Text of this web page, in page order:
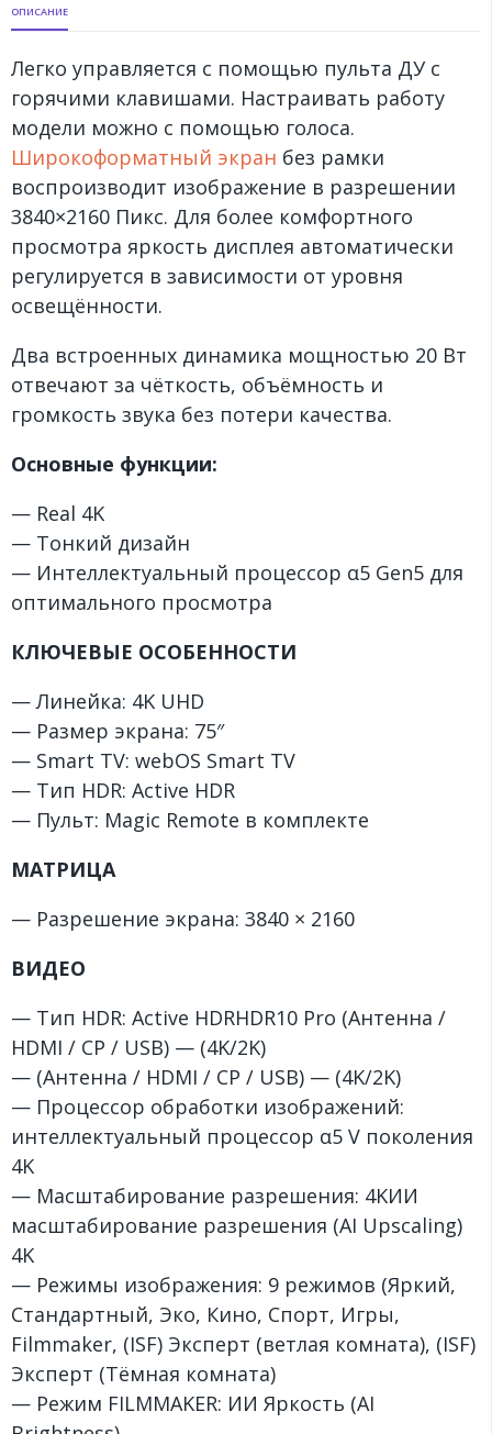
ОПИСАНИЕ
Легко управляется с помощью пульта ДУ с
горячими клавишами. Настраивать работу
модели можно с помощью голоса.
Широкоформатный экран без рамки
воспроизводит изображение в разрешении
3840×2160 Пикс. Для более комфортного
просмотра яркость дисплея автоматически
регулируется в зависимости от уровня
освещённости.
Два встроенных динамика мощностью 20 Вт
отвечают за чёткость, объёмность и
громкость звука без потери качества.
Основные функции:
— Real 4K
— Тонкий дизайн
— Интеллектуальный процессор α5 Gen5 для
оптимального просмотра
КЛЮЧЕВЫЕ ОСОБЕННОСТИ
— Линейка: 4K UHD
— Размер экрана: 75″
— Smart TV: webOS Smart TV
— Тип HDR: Active HDR
— Пульт: Magic Remote в комплекте
МАТРИЦА
— Разрешение экрана: 3840 × 2160
ВИДЕО
— Тип HDR: Active HDRHDR10 Pro (Антенна /
HDMI / CP / USB) — (4K/2K)
— (Антенна / HDMI / CP / USB) — (4K/2K)
— Процессор обработки изображений:
интеллектуальный процессор α5 V поколения
4K
— Масштабирование разрешения: 4KИИ
масштабирование разрешения (AI Upscaling)
4K
— Режимы изображения: 9 режимов (Яркий,
Стандартный, Эко, Кино, Спорт, Игры,
Filmmaker, (ISF) Эксперт (ветлая комната), (ISF)
Эксперт (Тёмная комната)
— Режим FILMMAKER: ИИ Яркость (AI